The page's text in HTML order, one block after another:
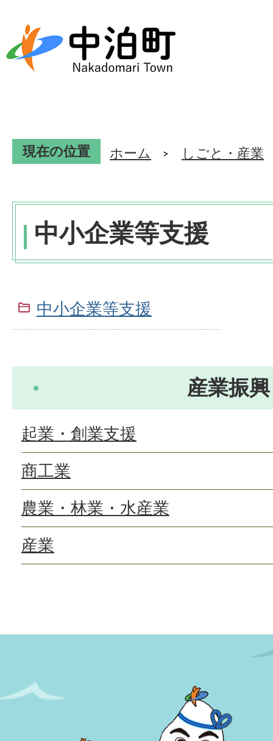
現在の位置 ホーム しごと・産業
中小企業等支援
中小企業等支援
産業振興
起業・創業支援
商工業
農業・林業・水産業
産業